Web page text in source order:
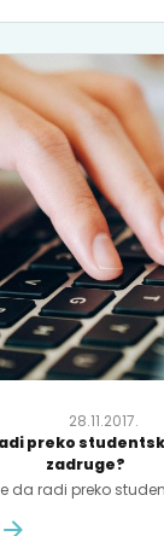
28.11.2017.
preko
zadruge?
da radi preko